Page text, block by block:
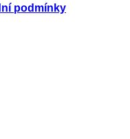
podmínky